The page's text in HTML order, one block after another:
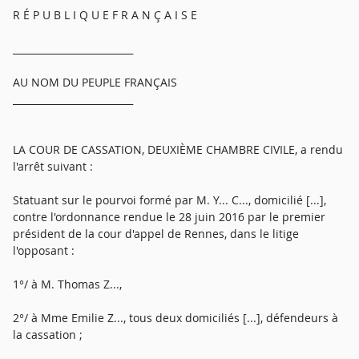
R É P U B L I Q U E F R A N Ç A I S E
AU NOM DU PEUPLE FRANÇAIS
LA COUR DE CASSATION, DEUXIÈME CHAMBRE CIVILE, a rendu
l'arrêt suivant :
Statuant sur le pourvoi formé par M. Y... C..., domicilié [...],
contre l'ordonnance rendue le 28 juin 2016 par le premier
président de la cour d'appel de Rennes, dans le litige
l'opposant :
1°/ à M. Thomas Z...,
2°/ à Mme Emilie Z..., tous deux domiciliés [...], défendeurs à
la cassation ;